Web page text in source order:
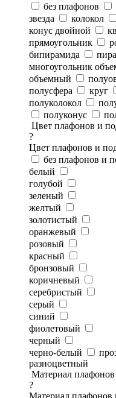
без плафонов
звезда
колокол
конус двойной
прямоугольник
бипирамида
многоугольник
объемный
полусфера
круг
полуколокол
полуконус
Цвет плафонов и
?
Цвет плафонов и
без плафонов и
белый
голубой
зеленый
желтый
золотистый
оранжевый
розовый
красный
бронзовый
коричневый
серебристый
серый
синий
фиолетовый
черный
черно-белый
разноцветный
Материал
?
Материал плафонов